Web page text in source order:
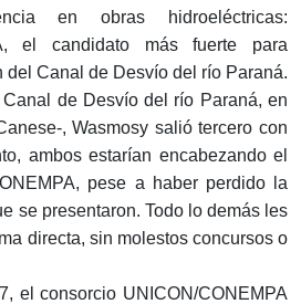
en obras hidroeléctricas:
el candidato más fuerte para
Canal de Desvío del río Paraná.
de Desvío del río Paraná, en
, Wasmosy salió tercero con
ambos estarían encabezando el
pese a haber perdido la
se presentaron. Todo lo demás les
directa, sin molestos concursos o
el consorcio UNICON/CONEMPA